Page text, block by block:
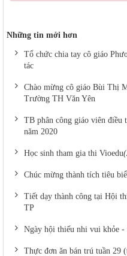
Những tin mới hơn
Tổ chức chia tay cô giáo
tác
Chào mừng cô giáo Bùi Thị
Trường TH Văn Yên
TB phân công giáo viên điều
năm 2020
Học sinh tham gia thi Vioedu
Chúc mừng thành tích tiêu
Tiết dạy thành công tại Hội
TP
Ngày hội thiếu nhi vui khỏe
Thực đơn ăn bán trú tuần 29